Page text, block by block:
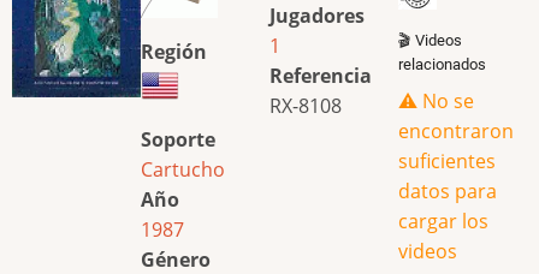
Región
Soporte
Cartucho
Año
1987
Género
Jugadores
1
Referencia
RX-8108
🎬 Videos
relacionados
⚠️ No se
encontraron
suficientes
datos para
cargar los
videos